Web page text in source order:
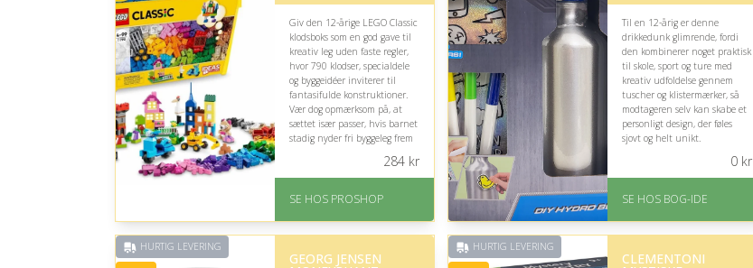
Giv den 12-årige LEGO Classic
klodsboks som en god gave til
kreativ leg uden faste regler,
hvor 790 klodser, specialdele
og byggeidéer inviterer til
fantasifulde konstruktioner.
Vær dog opmærksom på, at
sættet især passer, hvis barnet
stadig nyder fri byggeleg frem
På lager
Levering: 2-12 hverdage
284kr
SE HOS PROSHOP
Til en 12-årig er denne
drikkedunk glimrende, fordi
den kombinerer noget praktisk
til skole, sport og ture med
kreativ udfoldelse gennem
tuscher og klistermærker, så
modtageren selv kan skabe et
personligt design, der føles
sjovt og helt unikt.
forventet leveringstid
0kr
SE HOS BOG-IDE
HURTIG LEVERING
GEORG JENSEN
HURTIG LEVERING
CLEMENTONI